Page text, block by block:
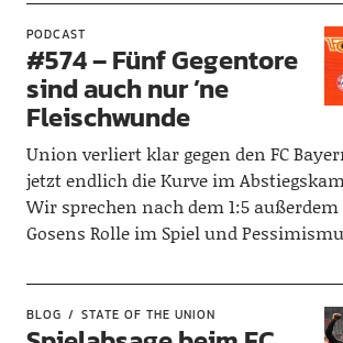
PODCAST
#574 – Fünf Gegentore
sind auch nur ’ne
Fleischwunde
Union verliert klar gegen den FC
jetzt endlich die Kurve im
Wir sprechen nach dem 1:5
Gosens Rolle im Spiel und
BLOG STATE OF THE UNION